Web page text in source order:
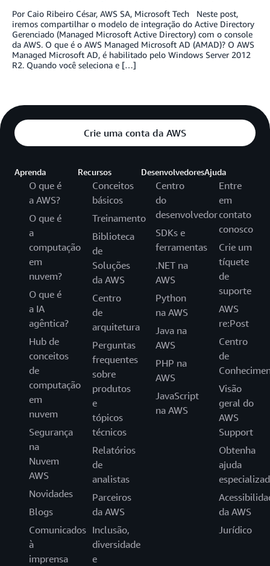
Por Caio Ribeiro César, AWS SA, Microsoft Tech Neste post,
iremos compartilhar o modelo de integração do Active Directory
Gerenciado (Managed Microsoft Active Directory) com o console
da AWS. O que é o AWS Managed Microsoft AD (AMAD)? O AWS
Managed Microsoft AD, é habilitado pelo Windows Server 2012
R2. Quando você seleciona e […]
Crie uma conta da AWS
Aprenda
O que é
a AWS?
O que é
a
computação
em
nuvem?
O que é
a IA
agêntica?
Hub de
conceitos
de
computação
em
nuvem
Segurança
na
Nuvem
AWS
Novidades
Blogs
Comunicados
à
imprensa
Recursos
Conceitos
básicos
Treinamento
Biblioteca
de
Soluções
da AWS
Centro
de
arquitetura
Perguntas
frequentes
sobre
produtos
e
tópicos
técnicos
Relatórios
de
analistas
Parceiros
da AWS
Inclusão,
diversidade
e
Desenvolvedores
Centro
do
desenvolvedor
SDKs e
ferramentas
.NET na
AWS
Python
na AWS
Java na
AWS
PHP na
AWS
JavaScript
na AWS
Ajuda
Entre
em
contato
conosco
Crie um
tíquete
de
suporte
AWS
re:Post
Centro
de
Visão
geral do
AWS
Support
Obtenha
ajuda
da AWS
Jurídico